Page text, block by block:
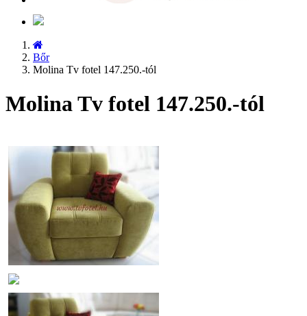
Bőr
Molina Tv fotel 147.250.-tól
Molina Tv fotel 147.250.-tól